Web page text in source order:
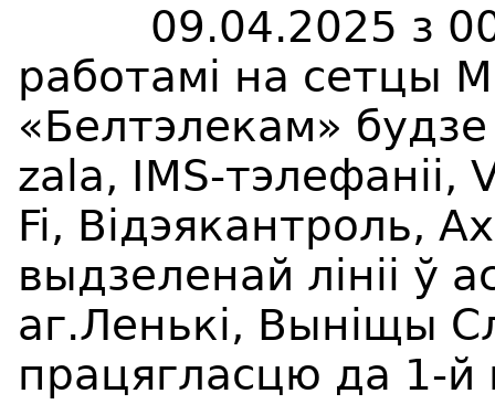
09.04.2025 з
работамi на сетцы
«Белтэлекам»
zala, IMS-тэлефаніі,
Fi, Відэякантроль,
выдзеленай лініі ў
аг.Ленькi, Вынiщы
працягласцю да 1-й